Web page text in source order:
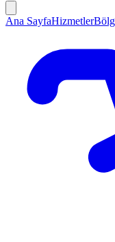
Ana SayfaHizmetler